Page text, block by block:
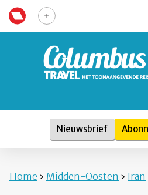
Nieuwsbrief
Home › Midden-Oosten › Iran